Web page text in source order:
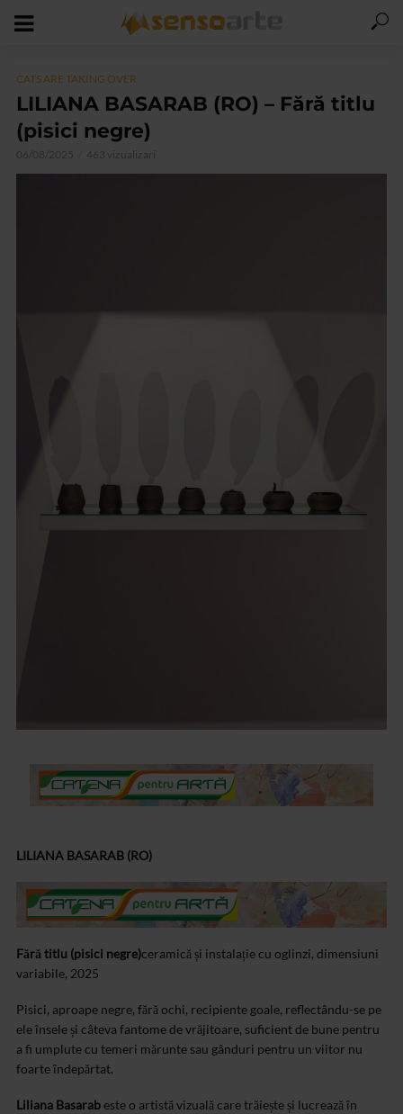
CATS ARE TAKING OVER
LILIANA BASARAB (RO) – Fără titlu
(pisici negre)
06/08/2025 463 vizualizari
LILIANA BASARAB (RO)
Fără titlu (pisici negre)ceramică și instalație cu oglinzi, dimensiuni
variabile, 2025
Pisici, aproape negre, fără ochi, recipiente goale, reflectându-se pe
ele însele și câteva fantome de vrăjitoare, suficient de bune pentru
a fi umplute cu temeri mărunte sau gânduri pentru un viitor nu
foarte îndepărtat.
Liliana Basarabeste o artistă vizuală care trăiește și lucrează în